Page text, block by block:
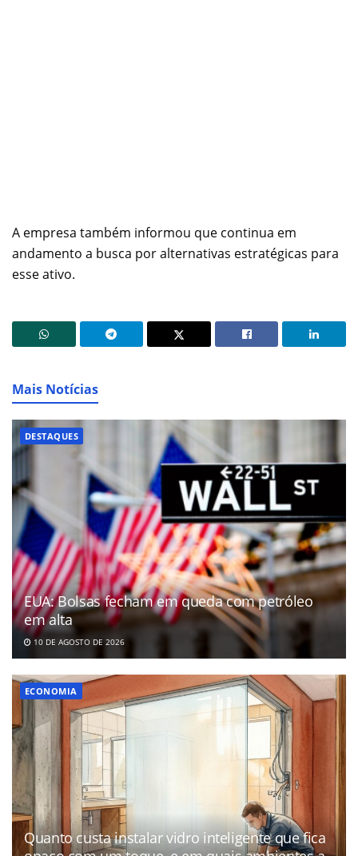
A empresa também informou que continua em
andamento a busca por alternativas estratégicas para
esse ativo.
Mais Notícias
DESTAQUES
EUA: Bolsas fecham em queda com petróleo
em alta
10 DE AGOSTO DE 2026
ECONOMIA
Quanto custa instalar vidro inteligente que fica